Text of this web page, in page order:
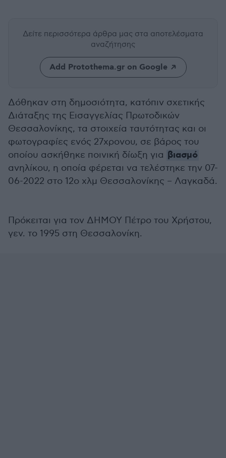
Δείτε περισσότερα άρθρα μας στα αποτελέσματα
αναζήτησης
Add Protothema.gr on Google
Δόθηκαν στη δημοσιότητα, κατόπιν σχετικής
Διάταξης της Εισαγγελίας Πρωτοδικών
Θεσσαλονίκης, τα στοιχεία ταυτότητας και οι
φωτογραφίες ενός 27χρονου, σε βάρος του
οποίου ασκήθηκε ποινική δίωξη για βιασμό
ανηλίκου, η οποία φέρεται να τελέστηκε την 07-
06-2022 στο 12ο χλμ Θεσσαλονίκης – Λαγκαδά.
Πρόκειται για τον ΔΗΜΟΥ Πέτρο του Χρήστου,
γεν. το 1995 στη Θεσσαλονίκη.